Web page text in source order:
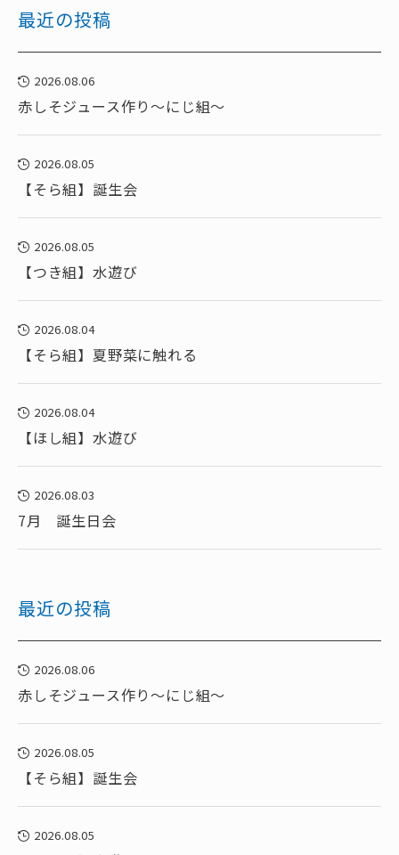
最近の投稿
2026.08.06
赤しそジュース作り～にじ組～
2026.08.05
【そら組】誕生会
2026.08.05
【つき組】水遊び
2026.08.04
【そら組】夏野菜に触れる
2026.08.04
【ほし組】水遊び
2026.08.03
7月 誕生日会
最近の投稿
2026.08.06
赤しそジュース作り～にじ組～
2026.08.05
【そら組】誕生会
2026.08.05